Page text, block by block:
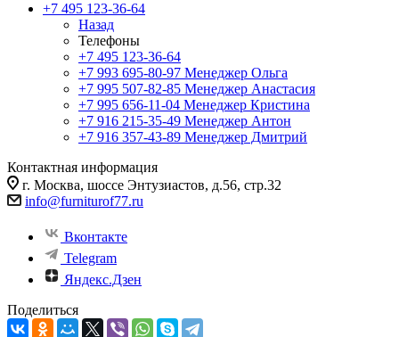
+7 495 123-36-64
Назад
Телефоны
+7 495 123-36-64
+7 993 695-80-97 Менеджер Ольга
+7 995 507-82-85 Менеджер Анастасия
+7 995 656-11-04 Менеджер Кристина
+7 916 215-35-49 Менеджер Антон
+7 916 357-43-89 Менеджер Дмитрий
Контактная информация
г. Москва, шоссе Энтузиастов, д.56, стр.32
info@furniturof77.ru
Вконтакте
Telegram
Яндекс.Дзен
Поделиться